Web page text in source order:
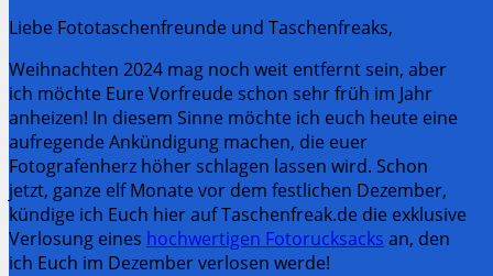
Liebe Fototaschenfreunde und Taschenfreaks,
Weihnachten 2024 mag noch weit entfernt sein, aber
ich möchte Eure Vorfreude schon sehr früh im Jahr
anheizen! In diesem Sinne möchte ich euch heute eine
aufregende Ankündigung machen, die euer
Fotografenherz höher schlagen lassen wird. Schon
jetzt, ganze elf Monate vor dem festlichen Dezember,
kündige ich Euch hier auf Taschenfreak.de die exklusive
Verlosung eines hochwertigen Fotorucksacks an, den
ich Euch im Dezember verlosen werde!